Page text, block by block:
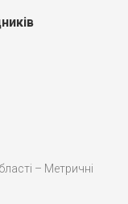
– Метричні